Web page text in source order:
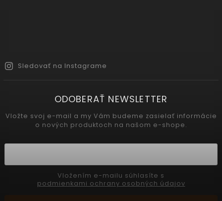
Sledovať na Instagrame
ODOBERAŤ NEWSLETTER
Vložte svoj e-mail a my Vám budeme zasielať informácie
o nových produktoch na našom e-shope.
podmienkami ochrany osobných údajov